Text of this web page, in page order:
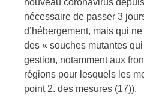
nouveau coronavirus
nécessaire de passer 3
d’hébergement, mais qui
des « souches mutantes
gestion, notamment aux
régions pour lesquels les
point 2. des mesures (17)).